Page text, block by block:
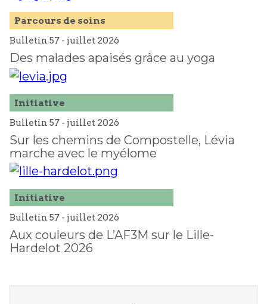
Parcours de soins
Bulletin 57 - juillet 2026
Des malades apaisés grâce au yoga
Initiative
Bulletin 57 - juillet 2026
Sur les chemins de Compostelle, Lévia
marche avec le myélome
Initiative
Bulletin 57 - juillet 2026
Aux couleurs de L’AF3M sur le Lille-
Hardelot 2026